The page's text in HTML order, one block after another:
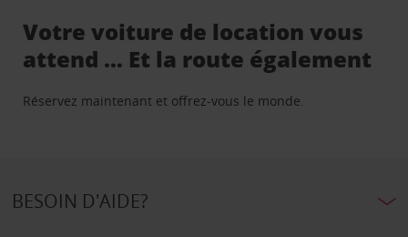
Votre voiture de location vous
attend … Et la route également
Réservez maintenant et offrez-vous le monde.
BESOIN D'AIDE?